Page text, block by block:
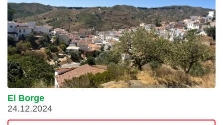
El Borge
24.12.2024